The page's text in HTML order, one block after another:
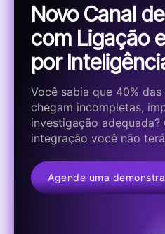
Novo Canal
com Ligação
por
Você sabia que 40%
chegam incompletas,
investigação adequada?
integração você não
Agende uma